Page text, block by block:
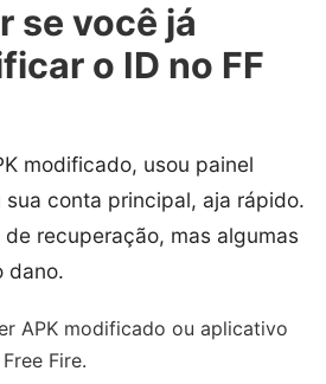
se você já
o ID no FF
modificado, usou painel
conta principal, aja rápido.
recuperação, mas algumas
dano.
APK modificado ou aplicativo
Fire.